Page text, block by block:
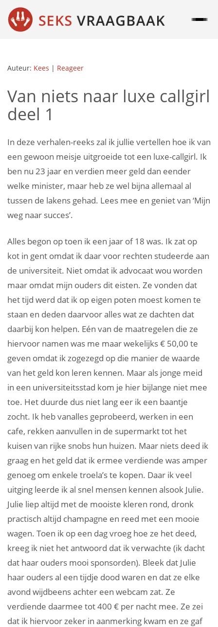
Auteur: Kees | Reageer
Van niets naar luxe callgirl
deel 1
In deze verhalen-reeks zal ik jullie vertellen hoe ik van
een gewoon meisje uitgroeide tot een luxe-callgirl. Ik
ben nu 23 jaar en verdien meer geld dan eender
welke minister, maar heb ze wel bijna allemaal al
tussen de lakens gehad. Lees mee en geniet van ‘Mijn
weg naar succes’.
Alles begon op toen ik een jaar of 18 was. Ik zat op
kot in gent omdat ik daar voor rechten studeerde aan
de universiteit. Niet omdat ik advocaat wou worden
maar omdat mijn ouders dit eisten. Ze vonden dat
het tijd werd dat ik op eigen poten moest komen te
staan en deden daarvoor alles wat ze dachten dat
daarbij kon helpen. Eén van de maatregelen die ze
hiervoor namen was me maar wekelijks € 50,00 te
geven omdat ik zogezegd op die manier de waarde
van het geld kon leren kennen. Maar als jonge meid
in een universiteitsstad kom je hier bijlange niet mee
toe. Het duurde dus niet lang eer ik een baantje
zocht. Ik heb vanalles geprobeerd, werken in een
cafe, rekken aanvullen in de supermarkt tot het
kuisen van rijke snobs hun huizen. Maar niets deed ik
graag en het geld dat ik ermee verdiende was amper
genoeg om enkele troela’s te kopen. Daar ik veel
uitging leerde ik al snel mensen kennen alsook Julie.
Julie liep altijd met de mooiste kleren rond, dronk
practisch altijd champagne en reed met een mooie
wagen. Toen ik op een dag vroeg hoe ze het deed,
kreeg ik niet het antwoord dat ik verwachte (ik dacht
dat haar ouders mooi sponsorden). Bleek dat Julie
haar ouders al een tijdje dood waren en dat ze elke
avond wijdbeens achter een webcam zat. Ze
verdiende daarmee tot 400 € per nacht mee. Ze zei
dat ik hiervoor zeker in aanmerking kwam en ze gaf